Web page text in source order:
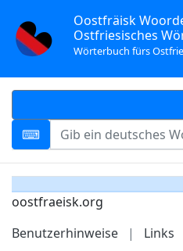
Oostfräisk
Ostfriesisches
Wörterbuch fürs
oostfraeisk.org
Benutzerhinweise
| Links